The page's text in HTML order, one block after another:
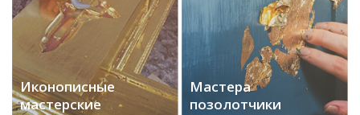
Иконописные
мастерские
Мастера
позолотчики